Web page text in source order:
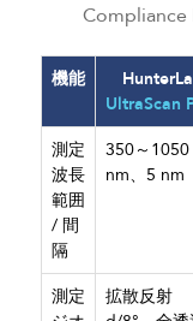
Compliance
機能
UltraScan
測定
波長
範囲
/ 間
隔
350～1050
nm、5 nm
測定
拡散反射